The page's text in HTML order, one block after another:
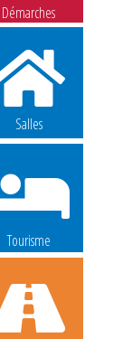
Démarches
Salles
Tourisme